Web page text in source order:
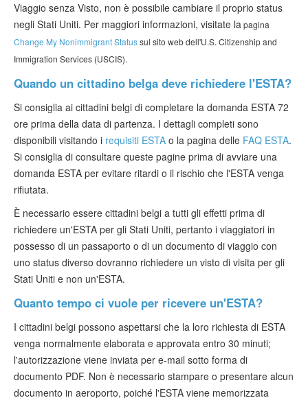
Viaggio senza Visto, non è possibile cambiare il proprio status
negli Stati Uniti. Per maggiori informazioni, visitate lapagina
Change My Nonimmigrant Statussul sito web dell'U.S. Citizenship and
Immigration Services (USCIS).
Quando un cittadino belga deve richiedere l'ESTA?
Si consiglia ai cittadini belgi di completare la domanda ESTA 72
ore prima della data di partenza. I dettagli completi sono
disponibili visitando i requisiti ESTA o la pagina delle FAQ ESTA.
Si consiglia di consultare queste pagine prima di avviare una
domanda ESTA per evitare ritardi o il rischio che l'ESTA venga
rifiutata.
È necessario essere cittadini belgi a tutti gli effetti prima di
richiedere un'ESTA per gli Stati Uniti, pertanto i viaggiatori in
possesso di un passaporto o di un documento di viaggio con
uno status diverso dovranno richiedere un visto di visita per gli
Stati Uniti e non un'ESTA.
Quanto tempo ci vuole per ricevere un'ESTA?
I cittadini belgi possono aspettarsi che la loro richiesta di ESTA
venga normalmente elaborata e approvata entro 30 minuti;
l'autorizzazione viene inviata per e-mail sotto forma di
documento PDF. Non è necessario stampare o presentare alcun
documento in aeroporto, poiché l'ESTA viene memorizzata